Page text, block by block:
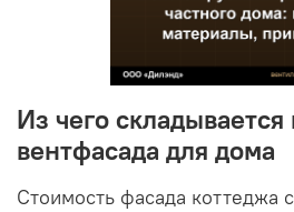
Из чего складывается
вентфасада для дома
Стоимость фасада коттеджа